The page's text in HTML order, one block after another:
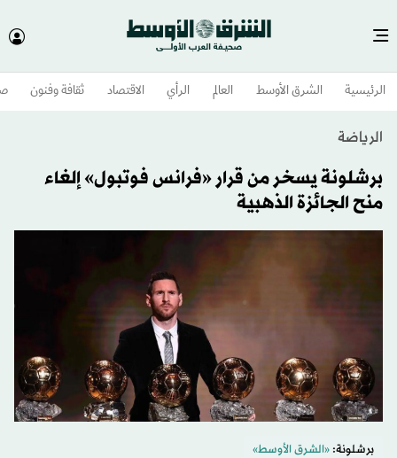
الرئيسية الشرق الأوسط​ العالم الرأي الاقتصاد ثقافة وفنون
الرياضة
برشلونة يسخر من قرار «فرانس فوتبول» إلغاء
منح الجائزة الذهبية
برشلونة:«الشرق الأوسط»